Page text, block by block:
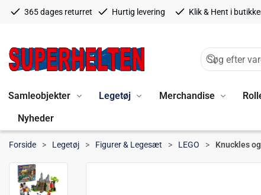
365 dages returret Hurtig levering Klik & Hent i
Samleobjekter Legetøj Merchandise
Nyheder
Forside Legetøj Figurer & Legesæt LEGO Knuckles